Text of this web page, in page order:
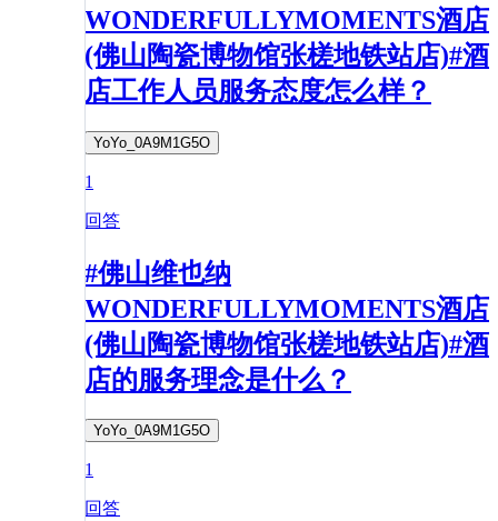
WONDERFULLYMOMENTS酒店
(佛山陶瓷博物馆张槎地铁站店)#酒
店工作人员服务态度怎么样？
YoYo_0A9M1G5O
1
回答
#佛山维也纳
WONDERFULLYMOMENTS酒店
(佛山陶瓷博物馆张槎地铁站店)#酒
店的服务理念是什么？
YoYo_0A9M1G5O
1
回答